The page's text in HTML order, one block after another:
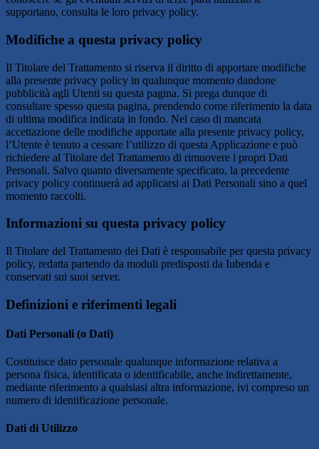
supportano, consulta le loro privacy policy.
Modifiche a questa privacy policy
Il Titolare del Trattamento si riserva il diritto di apportare modifiche
alla presente privacy policy in qualunque momento dandone
pubblicità agli Utenti su questa pagina. Si prega dunque di
consultare spesso questa pagina, prendendo come riferimento la data
di ultima modifica indicata in fondo. Nel caso di mancata
accettazione delle modifiche apportate alla presente privacy policy,
l’Utente è tenuto a cessare l’utilizzo di questa Applicazione e può
richiedere al Titolare del Trattamento di rimuovere i propri Dati
Personali. Salvo quanto diversamente specificato, la precedente
privacy policy continuerà ad applicarsi ai Dati Personali sino a quel
momento raccolti.
Informazioni su questa privacy policy
Il Titolare del Trattamento dei Dati è responsabile per questa privacy
policy, redatta partendo da moduli predisposti da Iubenda e
conservati sui suoi server.
Definizioni e riferimenti legali
Dati Personali (o Dati)
Costituisce dato personale qualunque informazione relativa a
persona fisica, identificata o identificabile, anche indirettamente,
mediante riferimento a qualsiasi altra informazione, ivi compreso un
numero di identificazione personale.
Dati di Utilizzo